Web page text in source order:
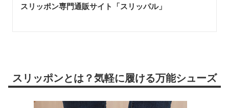
スリッポン専門通販サイト「スリッパル」
スリッポンとは？気軽に履ける万能シューズ